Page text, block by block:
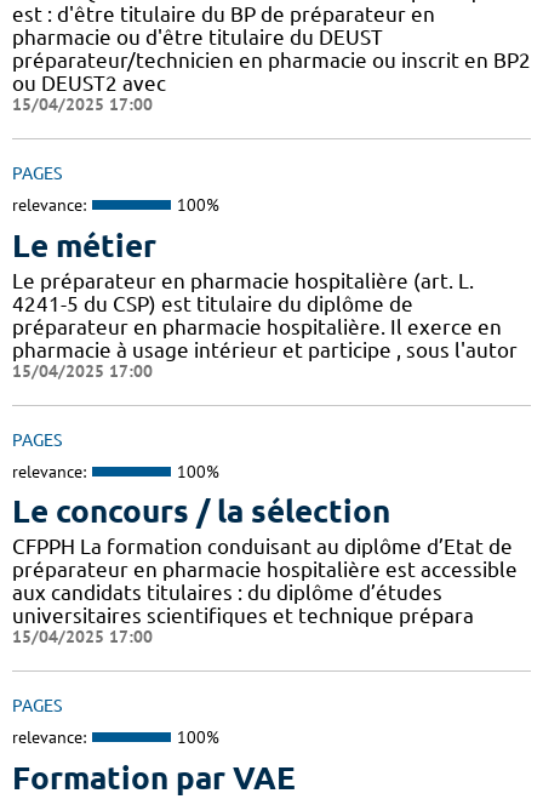
est : d'être titulaire du BP de préparateur en
pharmacie ou d'être titulaire du DEUST
préparateur/technicien en pharmacie ou inscrit en BP2
ou DEUST2 avec
15/04/2025 17:00
PAGES
relevance: 100%
Le métier
Le préparateur en pharmacie hospitalière (art. L.
4241-5 du CSP) est titulaire du diplôme de
préparateur en pharmacie hospitalière. Il exerce en
pharmacie à usage intérieur et participe , sous l'autor
15/04/2025 17:00
PAGES
relevance: 100%
Le concours / la sélection
CFPPH La formation conduisant au diplôme d’Etat de
préparateur en pharmacie hospitalière est accessible
aux candidats titulaires : du diplôme d’études
universitaires scientifiques et technique prépara
15/04/2025 17:00
PAGES
relevance: 100%
Formation par VAE